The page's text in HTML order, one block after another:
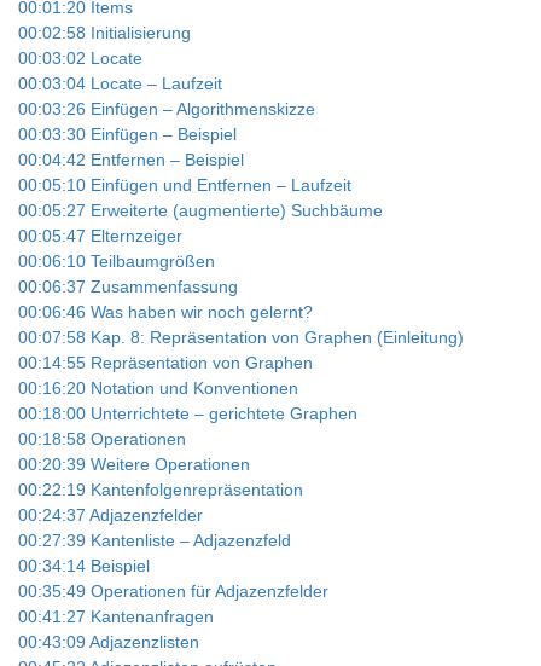
00:01:20 Items
00:02:58 Initialisierung
00:03:02 Locate
00:03:04 Locate – Laufzeit
00:03:26 Einfügen – Algorithmenskizze
00:03:30 Einfügen – Beispiel
00:04:42 Entfernen – Beispiel
00:05:10 Einfügen und Entfernen – Laufzeit
00:05:27 Erweiterte (augmentierte) Suchbäume
00:05:47 Elternzeiger
00:06:10 Teilbaumgrößen
00:06:37 Zusammenfassung
00:06:46 Was haben wir noch gelernt?
00:07:58 Kap. 8: Repräsentation von Graphen (Einleitung)
00:14:55 Repräsentation von Graphen
00:16:20 Notation und Konventionen
00:18:00 Unterrichtete – gerichtete Graphen
00:18:58 Operationen
00:20:39 Weitere Operationen
00:22:19 Kantenfolgenrepräsentation
00:24:37 Adjazenzfelder
00:27:39 Kantenliste – Adjazenzfeld
00:34:14 Beispiel
00:35:49 Operationen für Adjazenzfelder
00:41:27 Kantenanfragen
00:43:09 Adjazenzlisten